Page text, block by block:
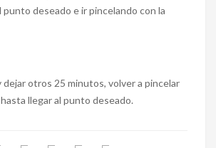
punto deseado e ir pincelando con la
dejar otros 25 minutos, volver a pincelar
llegar al punto deseado.